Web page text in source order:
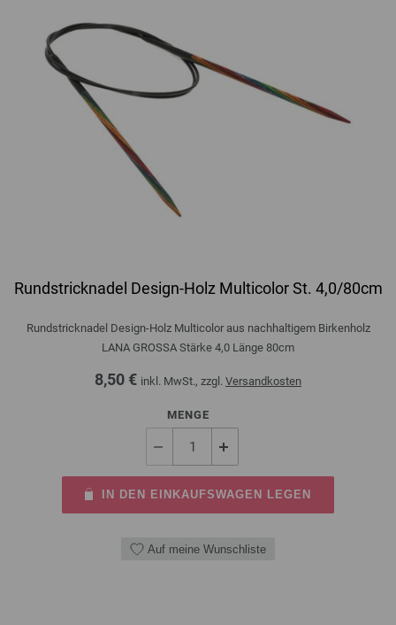
Rundstricknadel Design-Holz Multicolor St. 4,0/80cm
Rundstricknadel Design-Holz Multicolor aus nachhaltigem Birkenholz
LANA GROSSA Stärke 4,0 Länge 80cm
8,50 € inkl. MwSt., zzgl. Versandkosten
MENGE
IN DEN EINKAUFSWAGEN LEGEN
Auf meine Wunschliste